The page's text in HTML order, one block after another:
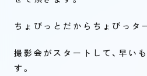
ちょびっとだからちょびっタ
撮影会がスタートして、早い
す。